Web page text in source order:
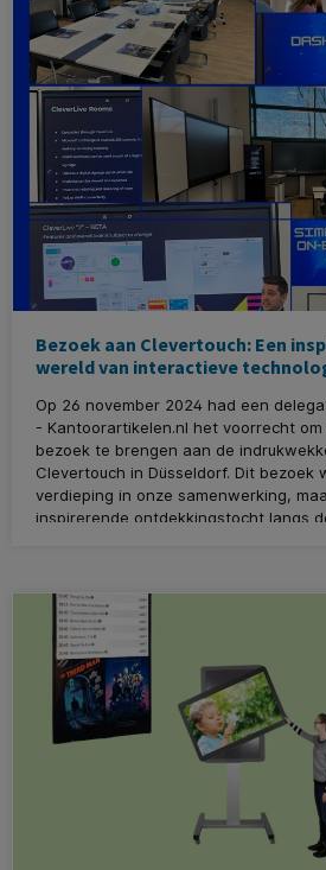
Bezoek aan Clevertouch: Een
wereld van interactieve
Op 26 november 2024 had een
- Kantoorartikelen.nl het voorrecht
bezoek te brengen aan de
Clevertouch in Düsseldorf. Dit bezoek
verdieping in onze samenwerking,
inspirerende ontdekkingstocht langs
Engelse collega's hun expertise en
deelden.